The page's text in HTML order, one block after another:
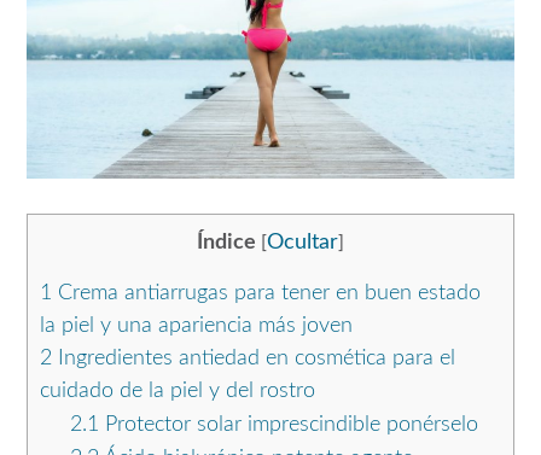
Índice Ocultar
1 Crema antiarrugas para tener en buen estado
la piel y una apariencia más joven
2 Ingredientes antiedad en cosmética para el
cuidado de la piel y del rostro
2.1 Protector solar imprescindible ponérselo